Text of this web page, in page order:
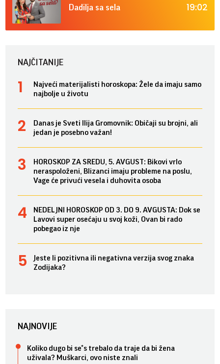
Dadilja sa sela 19:02
NAJČITANIJE
Najveći materijalisti horoskopa: Žele da imaju samo
najbolje u životu
Danas je Sveti Ilija Gromovnik: Običaji su brojni, ali
jedan je posebno važan!
HOROSKOP ZA SREDU, 5. AVGUST: Bikovi vrlo
neraspoloženi, Blizanci imaju probleme na poslu,
Vage će privući vesela i duhovita osoba
NEDELJNI HOROSKOP OD 3. DO 9. AVGUSTA: Dok se
Lavovi super osećaju u svoj koži, Ovan bi rado
pobegao iz nje
Jeste li pozitivna ili negativna verzija svog znaka
Zodijaka?
NAJNOVIJE
Koliko dugo bi se*s trebalo da traje da bi žena
uživala? Muškarci, ovo niste znali